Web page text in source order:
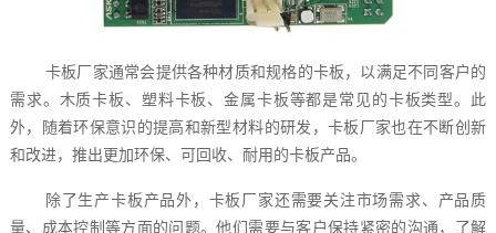
卡板厂家通常会提供各种材质和规格的卡板，以满足不同客户的
需求。木质卡板、塑料卡板、金属卡板等都是常见的卡板类型。此
外，随着环保意识的提高和新型材料的研发，卡板厂家也在不断创新
和改进，推出更加环保、可回收、耐用的卡板产品。
除了生产卡板产品外，卡板厂家还需要关注市场需求、产品质
量、成本控制等方面的问题。他们需要与客户保持紧密的沟通，了解